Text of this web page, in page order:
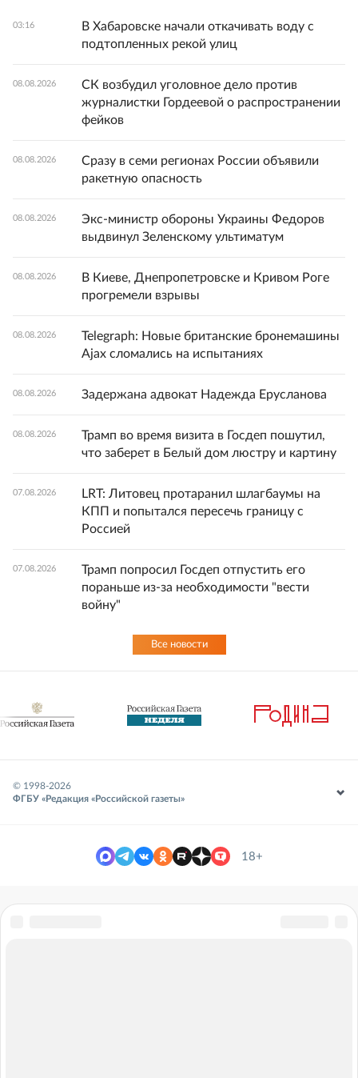
03:16
В Хабаровске начали откачивать воду с
подтопленных рекой улиц
08.08.2026
СК возбудил уголовное дело против
журналистки Гордеевой о распространении
фейков
08.08.2026
Сразу в семи регионах России объявили
ракетную опасность
08.08.2026
Экс-министр обороны Украины Федоров
выдвинул Зеленскому ультиматум
08.08.2026
В Киеве, Днепропетровске и Кривом Роге
прогремели взрывы
08.08.2026
Telegraph: Новые британские бронемашины
Ajax сломались на испытаниях
08.08.2026 Задержана адвокат Надежда Ерусланова
08.08.2026
Трамп во время визита в Госдеп пошутил,
что заберет в Белый дом люстру и картину
07.08.2026
LRT: Литовец протаранил шлагбаумы на
КПП и попытался пересечь границу с
Россией
07.08.2026
Трамп попросил Госдеп отпустить его
пораньше из-за необходимости "вести
войну"
Все новости
© 1998-2026
ФГБУ «Редакция «Российской газеты»
18+